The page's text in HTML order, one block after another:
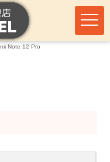
Note 12 Pro